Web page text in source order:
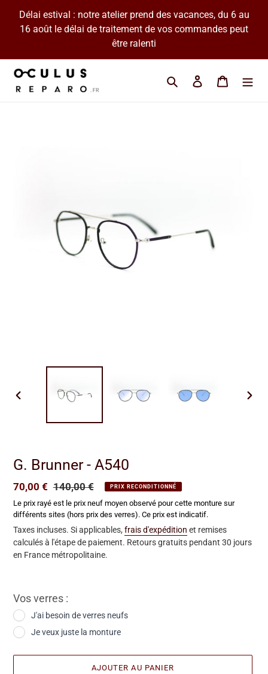
contenu
Délai estival : notre atelier prend des vacances, du 6 au
16 août le délai de traitement de vos commandes peut
être ralenti
Cherchez une
Se connecter
Panier
G. Brunner - A540
Prix
réduit
70,00 € Prix
normal
140,00 € PRIX RECONDITIONNÉ
Le prix rayé est le prix neuf moyen observé pour cette monture sur
différents sites (hors prix des verres). Ce prix est indicatif.
Taxes incluses. Si applicables, frais d'expédition et remises
calculés à l'étape de paiement. Retours gratuits pendant 30 jours
en France métropolitaine.
Vos verres :
J'ai besoin de verres neufs
Je veux juste la monture
AJOUTER AU PANIER